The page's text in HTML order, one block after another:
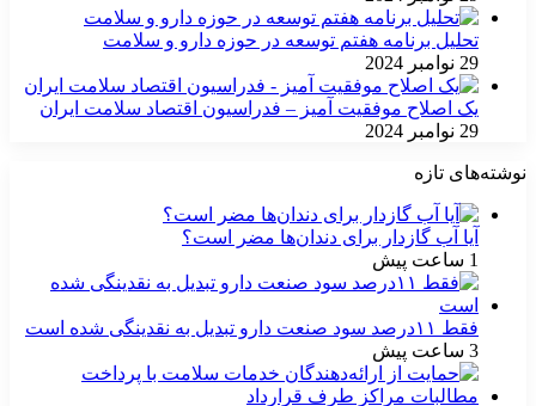
تحلیل برنامه هفتم توسعه در حوزه دارو و سلامت
29 نوامبر 2024
یک اصلاح موفقیت آمیز – فدراسیون اقتصاد سلامت ایران
29 نوامبر 2024
نوشته‌های تازه
آیا آب گازدار برای دندان‌ها مضر است؟
1 ساعت پیش
فقط ۱۱‌درصد سود صنعت دارو تبدیل به نقدینگی شده است
3 ساعت پیش